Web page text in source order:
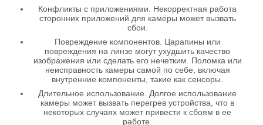
Конфликты с приложениями. Некорректная работа
сторонних приложений для камеры может вызвать
сбои.
Повреждение компонентов. Царапины или
повреждения на линзе могут ухудшить качество
изображения или сделать его нечетким. Поломка или
неисправность камеры самой по себе, включая
внутренние компоненты, такие как сенсоры.
Длительное использование. Долгое использование
камеры может вызвать перегрев устройства, что в
некоторых случаях может привести к сбоям в ее
работе.